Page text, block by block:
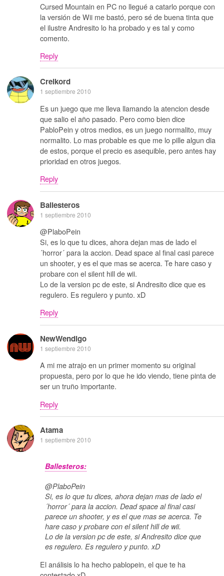
Cursed Mountain en PC no llegué a catarlo porque con
la versión de Wii me bastó, pero sé de buena tinta que
el ilustre Andresito lo ha probado y es tal y como
comento.
Reply
Creikord
1 septiembre 2010
Es un juego que me lleva llamando la atencion desde
que salio el año pasado. Pero como bien dice
PabloPein y otros medios, es un juego normalito, muy
normalito. Lo mas probable es que me lo pille algun dia
de estos, porque el precio es asequible, pero antes hay
prioridad en otros juegos.
Reply
Ballesteros
1 septiembre 2010
@PlaboPein
Si, es lo que tu dices, ahora dejan mas de lado el
´horror´ para la accion. Dead space al final casi parece
un shooter, y es el que mas se acerca. Te hare caso y
probare con el silent hill de wii.
Lo de la version pc de este, si Andresito dice que es
regulero. Es regulero y punto. xD
Reply
NewWendigo
1 septiembre 2010
A mi me atrajo en un primer momento su original
propuesta, pero por lo que he ido viendo, tiene pinta de
ser un truño importante.
Reply
Atama
1 septiembre 2010
Ballesteros:
@PlaboPein
Si, es lo que tu dices, ahora dejan mas de lado el
´horror´ para la accion. Dead space al final casi
parece un shooter, y es el que mas se acerca. Te
hare caso y probare con el silent hill de wii.
Lo de la version pc de este, si Andresito dice que
es regulero. Es regulero y punto. xD
El análisis lo ha hecho pablopein, el que te ha